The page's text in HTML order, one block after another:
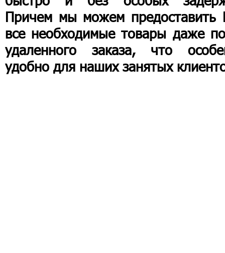
Причем мы можем предоставить
все необходимые товары даже
удаленного заказа, что
удобно для наших занятых